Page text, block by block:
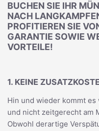
BUCHEN SIE IHR
NACH
PROFITIEREN SIE
GARANTIE SOWIE
VORTEILE!
1. KEINE
Hin und wieder kommt
und nicht zeitgerecht am
Obwohl derartige